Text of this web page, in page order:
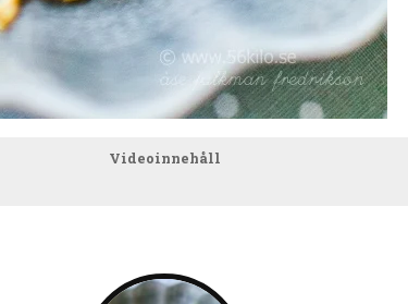
Videoinnehåll